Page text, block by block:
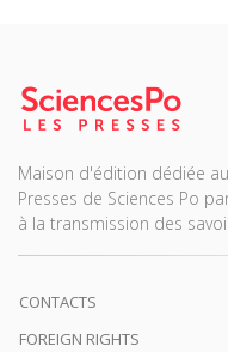
Maison d'édition dédiée
Presses de Sciences Po
à la transmission des
CONTACTS
FOREIGN RIGHTS